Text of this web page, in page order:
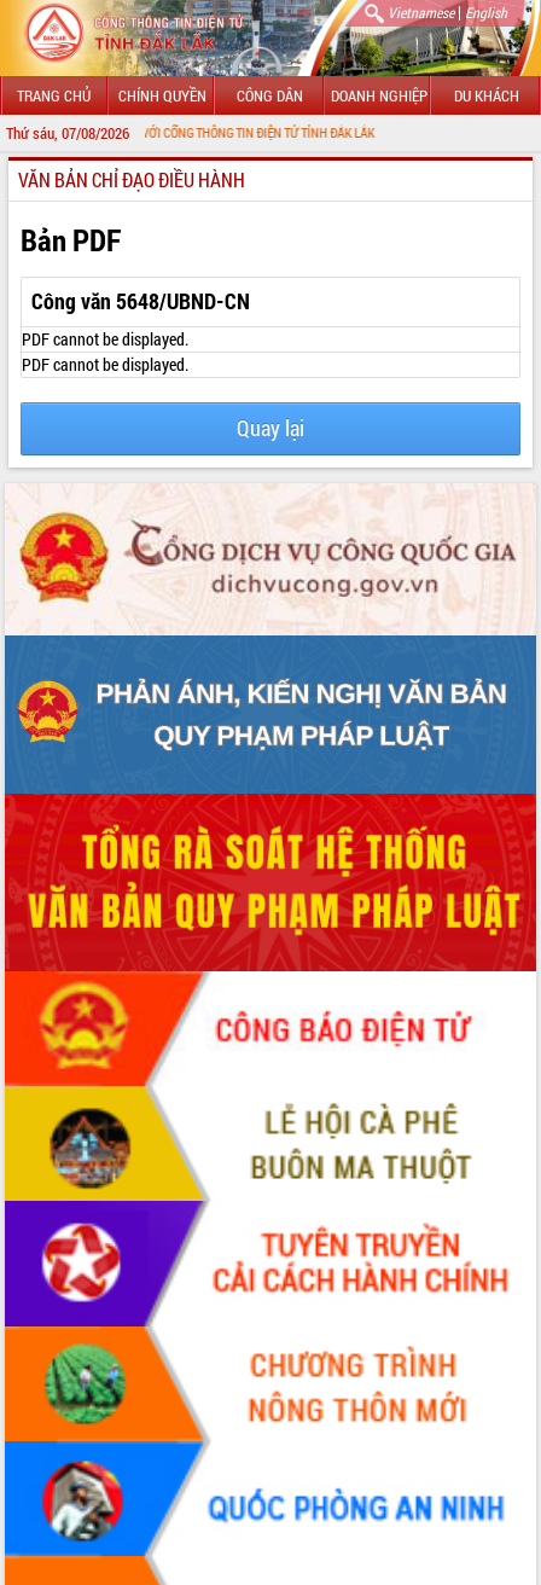
Vietnamese| English
TRANG CHỦ CHÍNH QUYỀN CÔNG DÂN DOANH NGHIỆP DU KHÁCH
Thứ sáu, 07/08/2026
MỪNG ĐẾN VỚI CỔNG THÔNG TIN ĐIỆN TỬ TỈNH ĐẮK LẮK
GIỚI THIỆU
LÃNH ĐẠO UBND TỈNH
TIN TỨC SỰ KIỆN
SỞ, BAN, NGÀNH
UBND CÁC XÃ, PHƯỜNG
HỆ THỐNG VĂN BẢN
VĂN BẢN HĐND TỈNH
ĐIỂM TIN VĂN BẢN
QUY HOẠCH - KẾ HOẠCH
Không có file video nào để phát.
VĂN BẢN CHỈ ĐẠO ĐIỀU HÀNH
Bản PDF
Công văn 5648/UBND-CN
PDF cannot be displayed.
PDF cannot be displayed.
Quay lại